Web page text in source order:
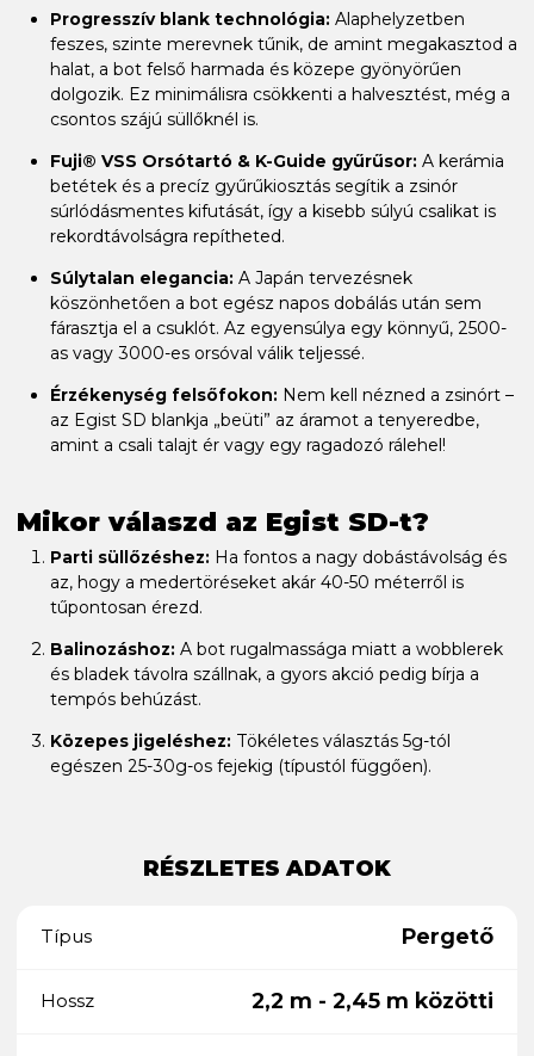
Progresszív blank technológia: Alaphelyzetben
feszes, szinte merevnek tűnik, de amint megakasztod a
halat, a bot felső harmada és közepe gyönyörűen
dolgozik. Ez minimálisra csökkenti a halvesztést, még a
csontos szájú süllőknél is.
Fuji® VSS Orsótartó & K-Guide gyűrűsor: A kerámia
betétek és a precíz gyűrűkiosztás segítik a zsinór
súrlódásmentes kifutását, így a kisebb súlyú csalikat is
rekordtávolságra repítheted.
Súlytalan elegancia: A Japán tervezésnek
köszönhetően a bot egész napos dobálás után sem
fárasztja el a csuklót. Az egyensúlya egy könnyű, 2500-
as vagy 3000-es orsóval válik teljessé.
Érzékenység felsőfokon: Nem kell nézned a zsinórt –
az Egist SD blankja „beüti” az áramot a tenyeredbe,
amint a csali talajt ér vagy egy ragadozó rálehel!
Mikor válaszd az Egist SD-t?
Parti süllőzéshez: Ha fontos a nagy dobástávolság és
az, hogy a medertöréseket akár 40-50 méterről is
tűpontosan érezd.
Balinozáshoz: A bot rugalmassága miatt a wobblerek
és bladek távolra szállnak, a gyors akció pedig bírja a
tempós behúzást.
Közepes jigeléshez: Tökéletes választás 5g-tól
egészen 25-30g-os fejekig (típustól függően).
RÉSZLETES ADATOK
Típus Pergető
Hossz 2,2 m - 2,45 m közötti